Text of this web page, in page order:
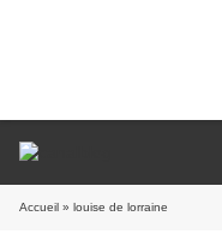
Accueil » louise de lorraine